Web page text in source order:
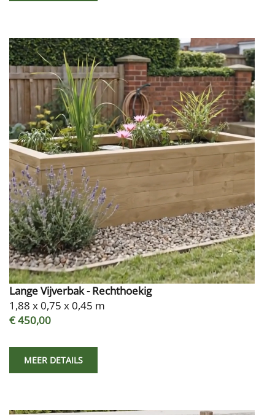
Lange Vijverbak - Rechthoekig
1,88 x 0,75 x 0,45 m
€ 450,00
MEER DETAILS